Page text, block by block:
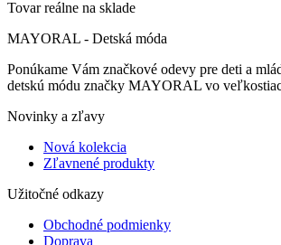
Tovar reálne na sklade
MAYORAL - Detská móda
Ponúkame Vám značkové odevy pre deti a
detskú módu značky MAYORAL vo
Novinky a zľavy
Nová kolekcia
Zľavnené produkty
Užitočné odkazy
Obchodné podmienky
Doprava